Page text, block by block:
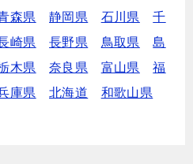
森県 静岡県 石川県
千
崎県 長野県 鳥取県
島
木県 奈良県 富山県
福
庫県 北海道 和歌山県